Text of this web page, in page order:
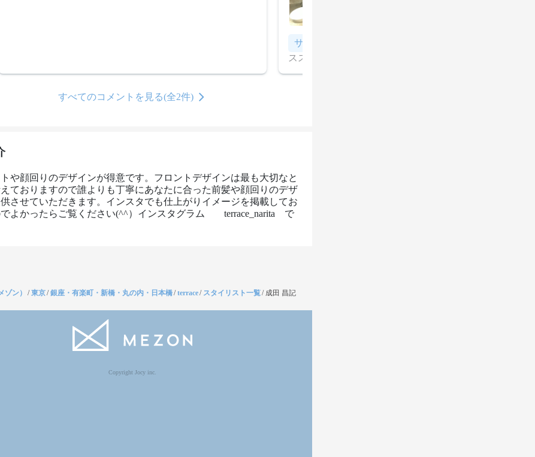
サイドカット＆ショートスパ
ススパで小顔矯正効果大！！
すべてのコメントを見る(全2件)
や顔回りのデザインが得意です。フロントデザインは最も大切なと
ておりますので誰よりも丁寧にあなたに合った前髪や顔回りのデザ
させていただきます。インスタでも仕上がりイメージを掲載してお
よかったらご覧ください(^^）インスタグラム　　terrace_narita　で
ゾン） /東京/銀座・有楽町・新橋・丸の内・日本橋/terrace/ スタイリスト一覧/ 成田 昌記
Copyright Jocy inc.